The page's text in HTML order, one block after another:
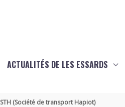
ACTUALITÉS DE LES ESSARDS
STH (Société de transport Hapiot)